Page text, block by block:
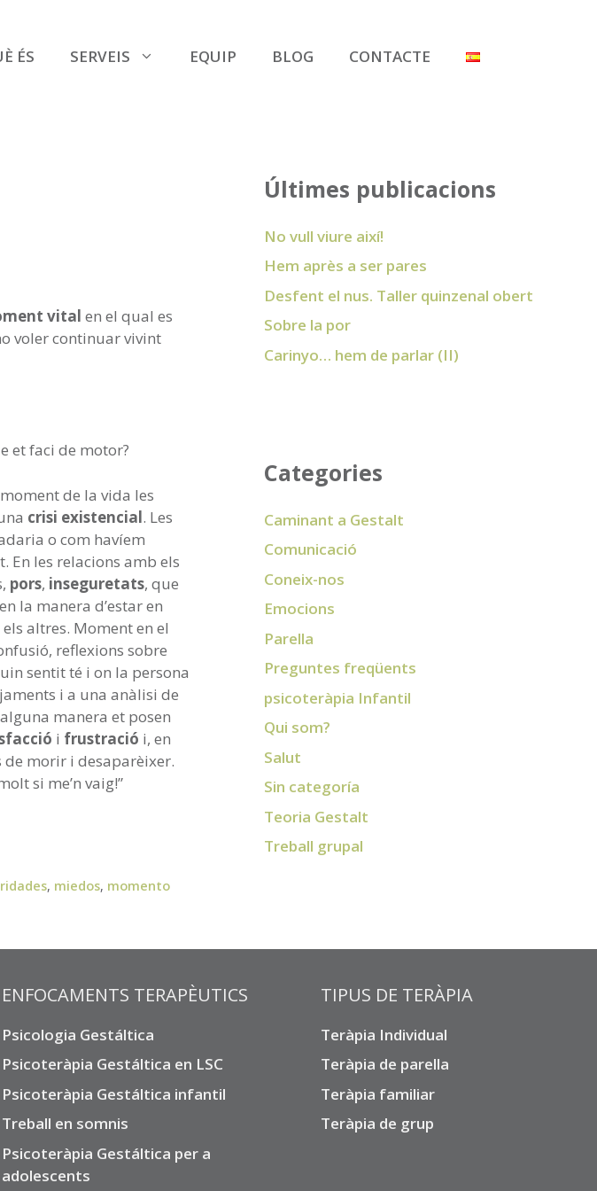
ÉS SERVEIS EQUIP BLOG CONTACTE
vital en el qual es
voler continuar vivint
et faci de motor?
de la vida les
crisi existencial. Les
o com havíem
les relacions amb els
pors, inseguretats, que
la manera d’estar en
altres. Moment en el
reflexions sobre
sentit té i on la persona
i a una anàlisi de
manera et posen
i frustració i, en
de morir i desaparèixer.
si me’n vaig!”
, miedos, momento
Últimes publicacions
No vull viure així!
Hem après a ser pares
Desfent el nus. Taller quinzenal obert
Sobre la por
Carinyo… hem de parlar (II)
Categories
Caminant a Gestalt
Comunicació
Coneix-nos
Emocions
Parella
Preguntes freqüents
psicoteràpia Infantil
Qui som?
Salut
Sin categoría
Teoria Gestalt
Treball grupal
ENFOCAMENTS TERAPÈUTICS
Psicologia Gestáltica
Psicoteràpia Gestáltica en LSC
Psicoteràpia Gestáltica infantil
Treball en somnis
Psicoteràpia Gestáltica per a
adolescents
TIPUS DE TERÀPIA
Teràpia Individual
Teràpia de parella
Teràpia familiar
Teràpia de grup